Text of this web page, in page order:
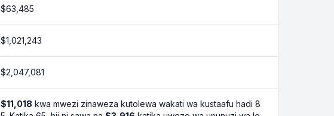
$63,485
$1,021,243
$2,047,081
$11,018 kwa mwezi zinaweza kutolewa wakati wa kustaafu hadi 8